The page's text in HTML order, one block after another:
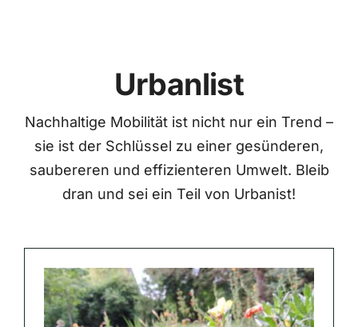
Urbanlist
Nachhaltige Mobilität ist nicht nur ein Trend –
sie ist der Schlüssel zu einer gesünderen,
saubereren und effizienteren Umwelt. Bleib
dran und sei ein Teil von Urbanist!